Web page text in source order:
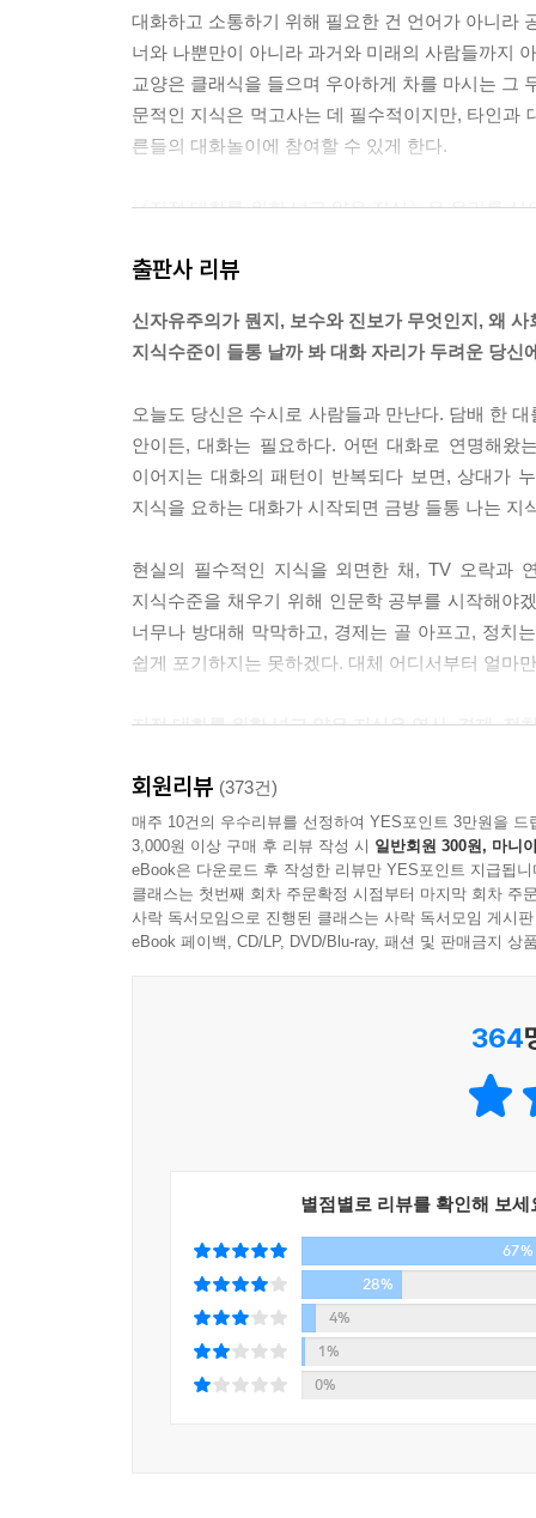
대화하고 소통하기 위해 필요한 건 언어가 아니라
너와 나뿐만이 아니라 과거와 미래의 사람들까지
교양은 클래식을 들으며 우아하게 차를 마시는 그
문적인 지식은 먹고사는 데 필수적이지만, 타인과
른들의 대화놀이에 참여할 수 있게 한다.
《지적 대화를 위한 넓고 얕은 지식》은 우리를
화놀이도 예외일 수는 없다. 성인들의 대화놀이
그렇다면 지적 대화를 위해서 필요한 최소한의 지
이해하게 되면 그때서야 세계에 발 딛고 있던 ‘나’
나에게 보이지 않고 숨겨졌던 세계에 대한 이해.
---「프롤로그」중에서
정말 무엇인가 이상한 것 같다. B는 바보인가? B
B는 생각이 여기에 이르자, 이건 아니다 싶었다.
축을 기르느라 피부는 구릿빛으로 그을렸고, 몸은
손 하나 까딱하지 않아서 피부는 허여멀겋고 팔
시렁거리며 또 무슨 일이냐고 물었다. A가 B를 가
“이건 비밀인데, 너만 알고 있어. 나, 사실은 신이다.”
이후 B는 열심히 일했다. A가 일을 시키면 즐거운
이유가 없었다. A가 생산수단을 독점하는 것이나,
없게 되었다.
심사가 아니다. 지배자 자신이 부를 수 있는 ‘신’
독단적으로 지배하고자 하는 욕망을 지닌 자일수
여기서 오해하면 안 되는 것이 있다. 지배자에 의
---「고대 노예제사회 : 생산수단은 왕과 노예를 만
그렇다면 수요를 늘릴 수 있는 방안은 무엇인가?
구두의 가격을 낮춰 소비를 유도하는 것이다. 특
수적인 방법이 있을 수는 있다. 하지만 이러한 방
가지 해결 방안이 그나마 가장 궁극적인 방안이
출판사 리뷰
신자유주의가 뭔지, 보수와 진보가 무엇인지, 왜
지식수준이 들통 날까 봐 대화 자리가 두려운 당신
오늘도 당신은 수시로 사람들과 만난다. 담배 한
안이든, 대화는 필요하다. 어떤 대화로 연명해
이어지는 대화의 패턴이 반복되다 보면, 상대가
지식을 요하는 대화가 시작되면 금방 들통 나는 지
현실의 필수적인 지식을 외면한 채, TV 오락과
지식수준을 채우기 위해 인문학 공부를 시작해야
너무나 방대해 막막하고, 경제는 골 아프고, 정치
쉽게 포기하지는 못하겠다. 대체 어디서부터 얼마
지적 대화를 위한 넓고 얕은 지식은 역사, 경제, 정
역사는 직선적 시간관에 의해 설명된다. 이 과정
이해된다. 역사가 경제로 맞물리는 순간, 현재의
보수에 대한 잘못된 시각이 바로잡히고, 사회에서
책을 읽는 순간, 독자는 그토록 방대했던 지식의
책을 덮는 순간, 독자는 이 시대의 힘 있는 지식인
의미하는지, 진보와 보수가 무엇인지, 사회문
정치적 이슈 등 개별적 사건들이 자연스럽게 자리
대화에서 당당한 목소리를 내는 진짜 지식인이 되
지금 이 세계에 대해 제대로 말하지 못하는
풍요로워지지 않는다. 넓고 얕은 지식, 그러나
내는 진짜 지식인만이 경쟁력을 얻고 힘을 가질 수
회원리뷰 (373건)
매주 10건의 우수리뷰를 선정하여 YES포인트 3만원을 드
3,000원 이상 구매 후 리뷰 작성 시 일반회원 300원, 마니
eBook은 다운로드 후 작성한 리뷰만 YES포인트 지급됩니
클래스는 첫번째 회차 주문확정 시점부터 마지막 회차 주
사락 독서모임으로 진행된 클래스는 사락 독서모임 게시
eBook 페이백, CD/LP, DVD/Blu-ray, 패션 및 판매금지 상
364
별점별로 리뷰를 확인해 보세
67%
28%
4%
1%
0%